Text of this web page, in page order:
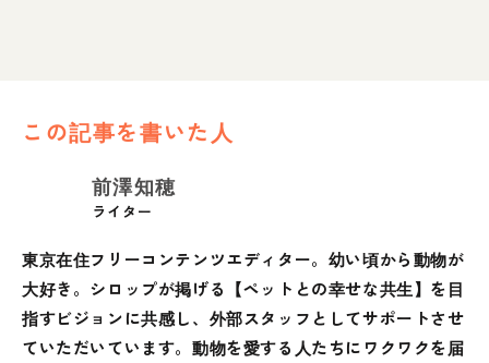
この記事を書いた人
前澤知穂
ライター
東京在住フリーコンテンツエディター。幼い頃から動物が
大好き。シロップが掲げる【ペットとの幸せな共生】を目
指すビジョンに共感し、外部スタッフとしてサポートさせ
ていただいています。動物を愛する人たちにワクワクを届